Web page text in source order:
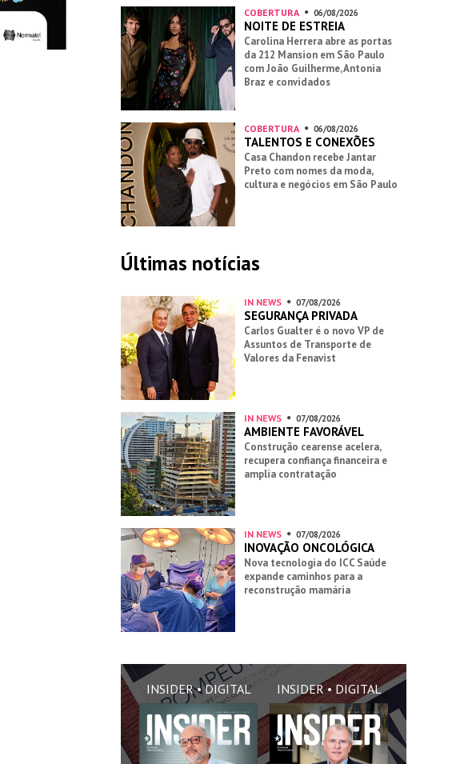
COBERTURA 06/08/2026
NOITE DE ESTREIA
Carolina Herrera abre as portas
da 212 Mansion em São Paulo
com João Guilherme, Antonia
Braz e convidados
COBERTURA 06/08/2026
TALENTOS E CONEXÕES
Casa Chandon recebe Jantar
Preto com nomes da moda,
cultura e negócios em São Paulo
Últimas notícias
IN NEWS 07/08/2026
SEGURANÇA PRIVADA
Carlos Gualter é o novo VP de
Assuntos de Transporte de
Valores da Fenavist
IN NEWS 07/08/2026
AMBIENTE FAVORÁVEL
Construção cearense acelera,
recupera confiança financeira e
amplia contratação
IN NEWS 07/08/2026
INOVAÇÃO ONCOLÓGICA
Nova tecnologia do ICC Saúde
expande caminhos para a
reconstrução mamária
INSIDER • DIGITAL INSIDER • DIGITAL